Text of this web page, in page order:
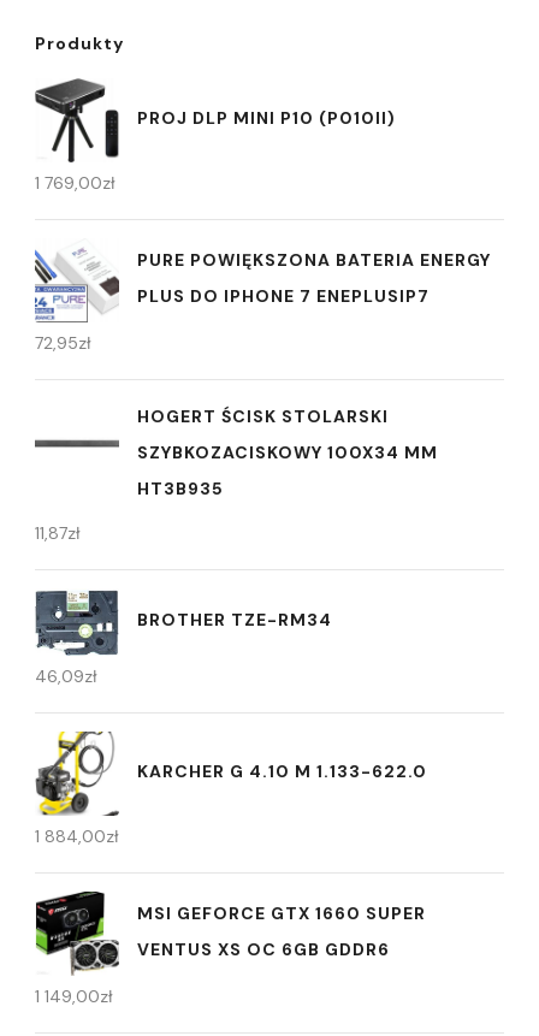
Produkty
PROJ DLP MINI P10 (P010II)
1 769,00zł
PURE POWIĘKSZONA BATERIA ENERGY
PLUS DO IPHONE 7 ENEPLUSIP7
72,95zł
HOGERT ŚCISK STOLARSKI
SZYBKOZACISKOWY 100X34 MM
HT3B935
11,87zł
BROTHER TZE-RM34
46,09zł
KARCHER G 4.10 M 1.133-622.0
1 884,00zł
MSI GEFORCE GTX 1660 SUPER
VENTUS XS OC 6GB GDDR6
1 149,00zł